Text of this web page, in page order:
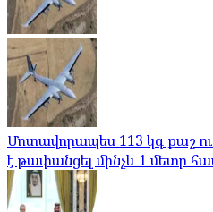
Մոտավորապես 113 կգ քաշ
է թափանցել մինչև 1 մետր